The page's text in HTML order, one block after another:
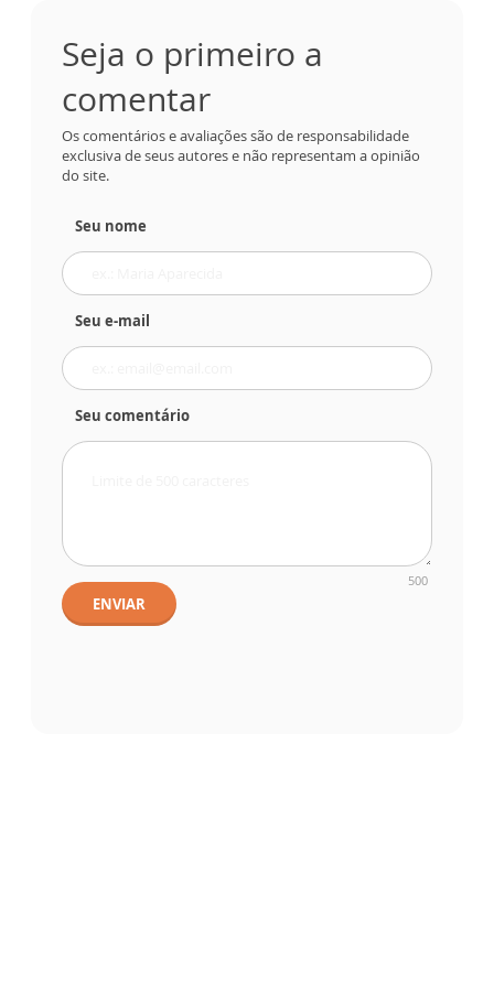
Seja o primeiro a
comentar
Os comentários e avaliações são de responsabilidade
exclusiva de seus autores e não representam a opinião
do site.
Seu nome
Seu e-mail
Seu comentário
500
ENVIAR